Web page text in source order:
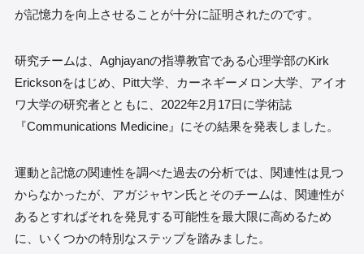
が記憶力を向上させることが十分に証明されたのです。
研究チームは、Aghjayanの指導教官である心理学部のKirk
Ericksonをはじめ、Pitt大学、カーネギーメロン大学、アイオ
ワ大学の研究者とともに、2022年2月17日に学術誌
『Communications Medicine』にその結果を発表しました。
運動と記憶の関連性を調べた過去の分析では、関連性は見つ
からなかったが、アガジャヤン氏とそのチームは、関連性が
あるとすればそれを発見する可能性を最大限に高めるため
に、いくつかの特別なステップを踏みました。